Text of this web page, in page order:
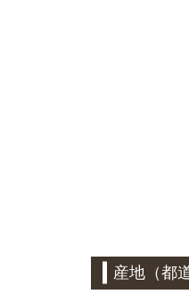
産地（都